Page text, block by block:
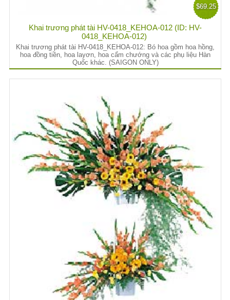
$69.25
Khai trương phát tài HV-0418_KEHOA-012 (ID: HV-
0418_KEHOA-012)
Khai trương phát tài HV-0418_KEHOA-012: Bó hoa gồm hoa hồng,
hoa đồng tiền, hoa layơn, hoa cẩm chướng và các phụ liệu Hàn
Quốc khác. (SAIGON ONLY)